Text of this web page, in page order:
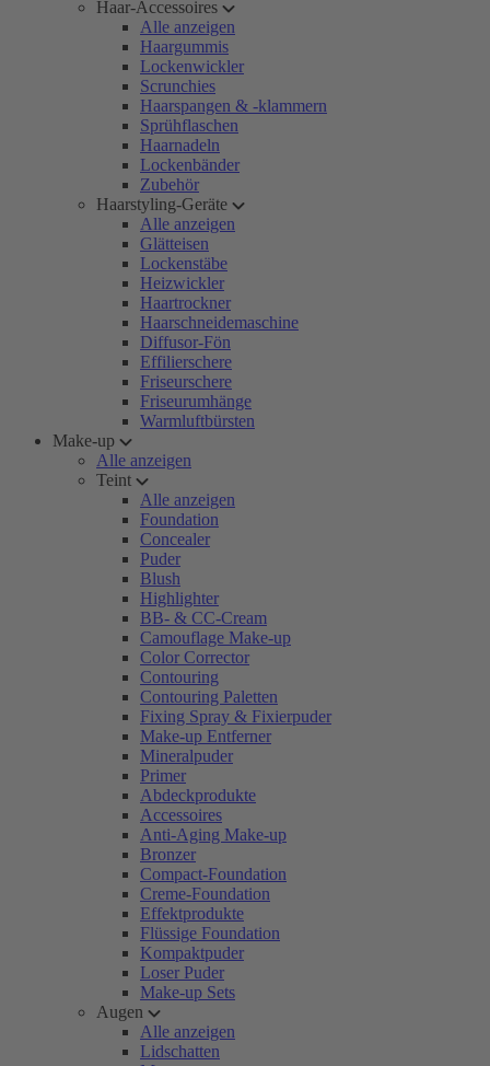
Haar-Accessoires
Alle anzeigen
Haargummis
Lockenwickler
Scrunchies
Haarspangen & -klammern
Sprühflaschen
Haarnadeln
Lockenbänder
Zubehör
Haarstyling-Geräte
Alle anzeigen
Glätteisen
Lockenstäbe
Heizwickler
Haartrockner
Haarschneidemaschine
Diffusor-Fön
Effilierschere
Friseurschere
Friseurumhänge
Warmluftbürsten
Make-up
Alle anzeigen
Teint
Alle anzeigen
Foundation
Concealer
Puder
Blush
Highlighter
BB- & CC-Cream
Camouflage Make-up
Color Corrector
Contouring
Contouring Paletten
Fixing Spray & Fixierpuder
Make-up Entferner
Mineralpuder
Primer
Abdeckprodukte
Accessoires
Anti-Aging Make-up
Bronzer
Compact-Foundation
Creme-Foundation
Effektprodukte
Flüssige Foundation
Kompaktpuder
Loser Puder
Make-up Sets
Augen
Alle anzeigen
Lidschatten